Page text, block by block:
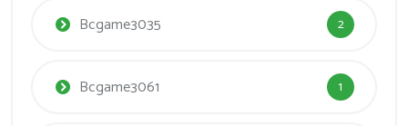
Bcgame3035 2
Bcgame3061 1